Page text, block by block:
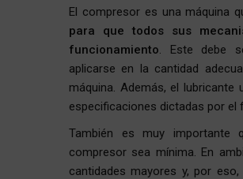
El compresor es una máquina
para que todos sus
funcionamiento. Este debe
aplicarse en la cantidad
máquina. Además, el
especificaciones dictadas por el
También es muy importante
compresor sea mínima. En
cantidades mayores y, por eso,